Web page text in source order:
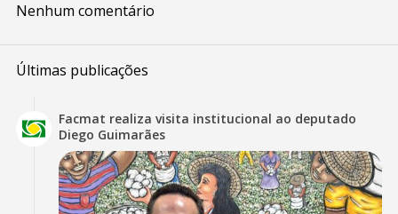
Nenhum comentário
Últimas publicações
Facmat realiza visita institucional ao deputado
Diego Guimarães